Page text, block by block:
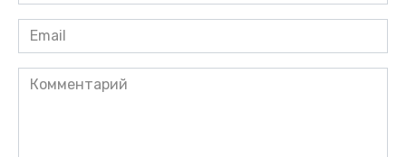
Email
*
Комментарий